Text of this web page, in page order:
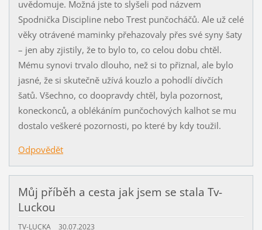
uvědomuje. Možná jste to slyšeli pod názvem
Spodnička Discipline nebo Trest punčocháčů. Ale už celé
věky otrávené maminky přehazovaly přes své syny šaty
– jen aby zjistily, že to bylo to, co celou dobu chtěl.
Mému synovi trvalo dlouho, než si to přiznal, ale bylo
jasné, že si skutečně užívá kouzlo a pohodlí dívčích
šatů. Všechno, co doopravdy chtěl, byla pozornost,
koneckonců, a oblékáním punčochových kalhot se mu
dostalo veškeré pozornosti, po které by kdy toužil.
Odpovědět
Můj příběh a cesta jak jsem se stala Tv-
Luckou
TV-LUCKA 30.07.2023